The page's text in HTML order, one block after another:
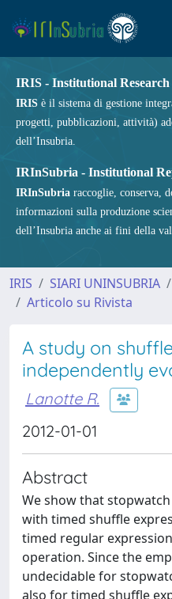
IRIS - Institutional
IRIS è il sistema di gestione
progetti, pubblicazioni, attività)
dell’Insubria.
IRInSubria - Institutional
IRInSubria raccoglie, conserva,
informazioni sulla produzione
dell’Insubria anche ai fini della
IRIS SIARI UNINSUBRIA
Articolo su Rivista
A study on
independently
Lanotte R.
2012-01-01
Abstract
We show that
with timed shuffle
timed regular
operation. Since the
undecidable for
also for timed shuffle